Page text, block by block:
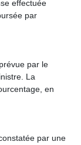
effectuée
par
par le
La
en
par une